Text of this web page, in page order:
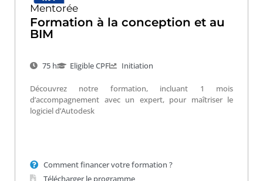
Mentorée
Formation à la conception et au
BIM
75 h Eligible CPF Initiation
Découvrez notre formation, incluant 1 mois
d’accompagnement avec un expert, pour maîtriser le
logiciel d’Autodesk
Comment financer votre formation ?
Télécharger le programme